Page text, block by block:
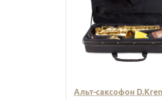
Альт-саксофон